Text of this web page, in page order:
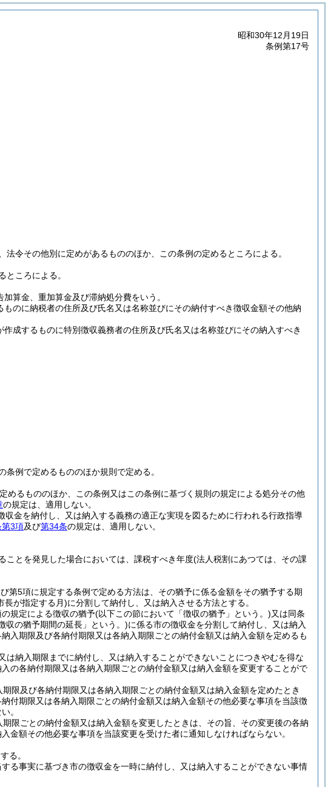
昭和30年12月19日
条例第17号
令その他別に定めがあるもののほか、この条例の定めるところによる。
ところによる。
算金、重加算金及び滞納処分費をいう。
のに納税者の住所及び氏名又は名称並びにその納付すべき徴収金額その他納
成するものに特別徴収義務者の住所及び氏名又は名称並びにその納入すべき
例で定めるもののほか規則で定める。
めるもののほか、この条例又はこの条例に基づく規則の規定による処分その他
の規定は、適用しない。
収金を納付し、又は納入する義務の適正な実現を図るために行われる行政指導
第3項及び第34条の規定は、適用しない。
ことを発見した場合においては、課税すべき年度(法人税割にあつては、その課
第5項に規定する条例で定める方法は、その猶予に係る金額をその猶予する期
長が指定する月)に分割して納付し、又は納入させる方法とする。
規定による徴収の猶予(以下この節において「徴収の猶予」という。)又は同条
収の猶予期間の延長」という。)に係る市の徴収金を分割して納付し、又は納入
入期限及び各納付期限又は各納入期限ごとの納付金額又は納入金額を定めるも
納入期限までに納付し、又は納入することができないことにつきやむを得な
の各納付期限又は各納入期限ごとの納付金額又は納入金額を変更することがで
限及び各納付期限又は各納入期限ごとの納付金額又は納入金額を定めたとき
付期限又は各納入期限ごとの納付金額又は納入金額その他必要な事項を当該徴
。
限ごとの納付金額又は納入金額を変更したときは、その旨、その変更後の各納
額その他必要な事項を当該変更を受けた者に通知しなければならない。
る。
る事実に基づき市の徴収金を一時に納付し、又は納入することができない事情